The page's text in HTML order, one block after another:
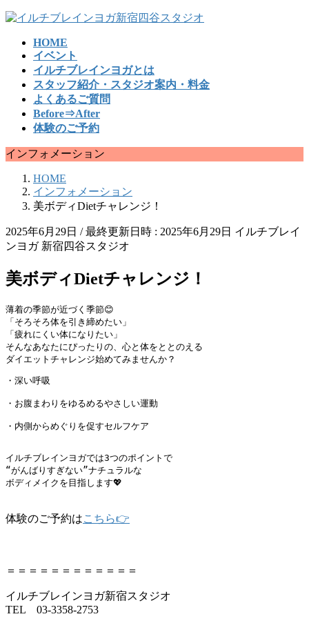
コ
プ
ナ
動
HOME
イベント
イルチブレインヨガとは
スタッフ紹介・スタジオ案内・料金
よくあるご質問
Before⇒After
体験のご予約
インフォメーション
HOME
インフォメーション
美ボディDietチャレンジ！
2025年6月29日 / 最終更新日時 : 2025年6月29日 イルチブレイ
ンヨガ 新宿四谷スタジオ
美ボディDietチャレンジ！
薄着の季節が近づく季節😊
「そろそろ体を引き締めたい」
「疲れにくい体になりたい」
そんなあなたにぴったりの、心と体をととのえる
ダイエットチャレンジ始めてみませんか？
・深い呼吸
・お腹まわりをゆるめるやさしい運動
・内側からめぐりを促すセルフケア
イルチブレインヨガでは3つのポイントで
“がんばりすぎない”ナチュラルな
ボディメイクを目指します💖
体験のご予約はこちら👉
＝＝＝＝＝＝＝＝＝＝＝＝
イルチブレインヨガ新宿スタジオ
TEL 03‐3358-2753